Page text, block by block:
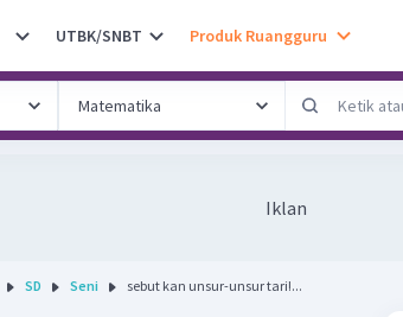
UTBK/SNBT Produk Ruangguru
Iklan
SD Seni sebut kan unsur-unsur tari!...